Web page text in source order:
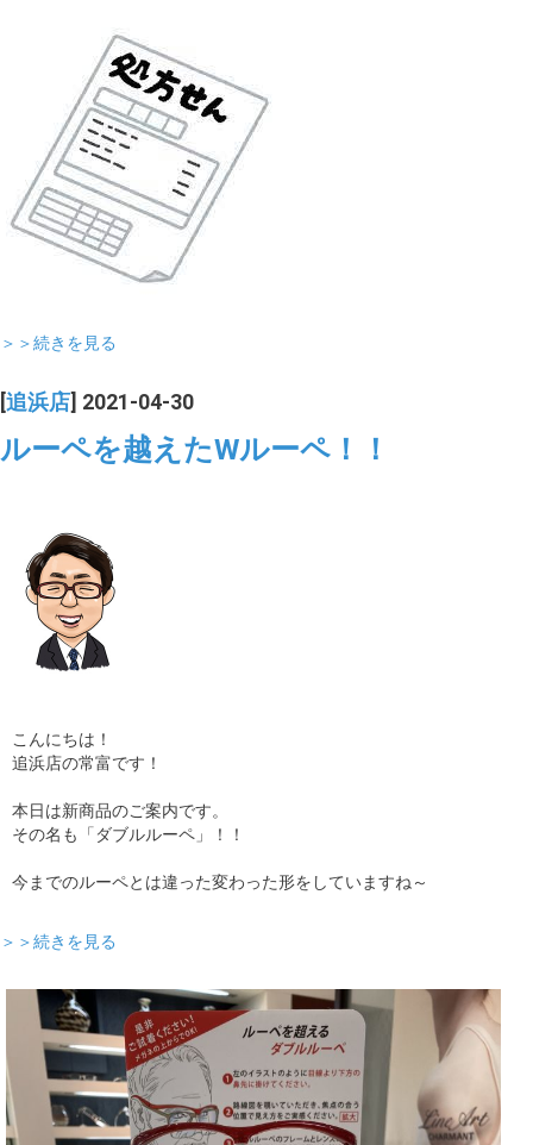
＞＞続きを見る
追浜店 ] 2021-04-30
ルーペを越えたWルーペ！！
こんにちは！
追浜店の常富です！
本日は新商品のご案内です。
その名も「ダブルルーペ」！！
今までのルーペとは違った変わった形をしていますね～
＞＞続きを見る